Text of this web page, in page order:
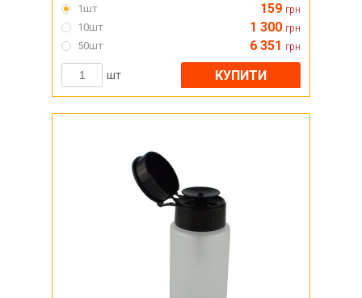
1шт 159 грн
10шт 1 300 грн
50шт 6 351 грн
шт КУПИТИ